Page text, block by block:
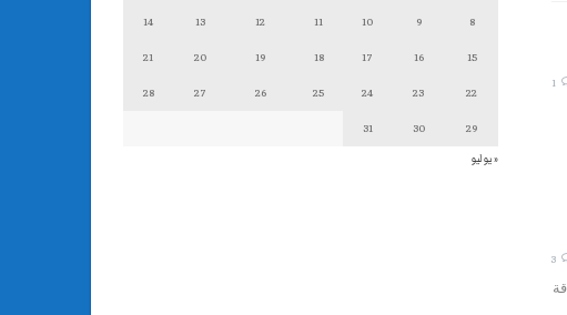
8
9
10
11
12
13
14
15
16
17
18
19
20
21
22
23
24
25
26
27
28
29
30
31
« يوليو